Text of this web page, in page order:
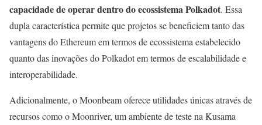
capacidade de operar dentro do ecossistema Polkadot. Essa
dupla característica permite que projetos se beneficiem tanto das
vantagens do Ethereum em termos de ecossistema estabelecido
quanto das inovações do Polkadot em termos de escalabilidade e
interoperabilidade.
Adicionalmente, o Moonbeam oferece utilidades únicas através de
recursos como o Moonriver, um ambiente de teste na Kusama